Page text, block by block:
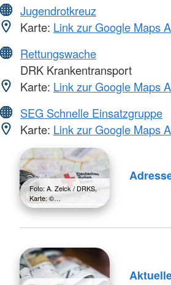
Jugendrotkreuz
Karte: Link zur Google Maps
Rettungswache
DRK Krankentransport
Karte: Link zur Google Maps
SEG Schnelle Einsatzgruppe
Karte: Link zur Google Maps
Foto: A. Zelck / DRKS,
Karte: ©…